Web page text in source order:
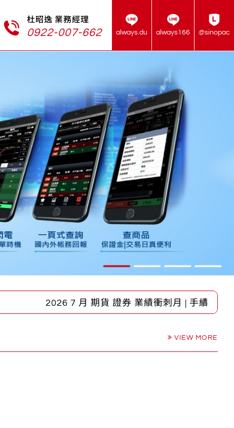
杜昭逸 業務經理
0922-007-662 always.du always166 @sinopac
2026 7 月 期貨 證券 業績衝刺月 | 手續費大放送
VIEW MORE